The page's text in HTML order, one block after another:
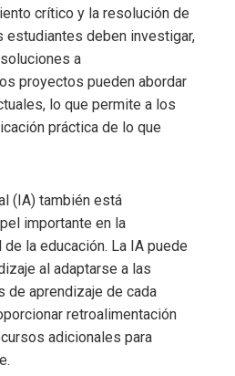
crítico y la resolución de
estudiantes deben investigar,
a
proyectos pueden abordar
lo que permite a los
práctica de lo que
(IA) también está
importante en la
la educación. La IA puede
al adaptarse a las
aprendizaje de cada
retroalimentación
adicionales para